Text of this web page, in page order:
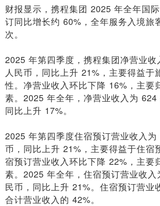
财报显示，携程集团 2025 年全年国
订同比增长约 60%，全年服务入境旅
次。
2025 年第四季度，携程集团净营业
人民币，同比上升 21%，主要得益于
性。净营业收入环比下降 16%，主要
素。2025 年全年，净营业收入为 624
同比上升 17%。
2025 年第四季度住宿预订营业收入
币，同比上升 21%，主要得益于住宿
宿预订营业收入环比下降 22%，主要
素。2025 年全年，住宿预订营业收入
民币，同比上升 21%。住宿预订营业
合计营业收入的 42%。